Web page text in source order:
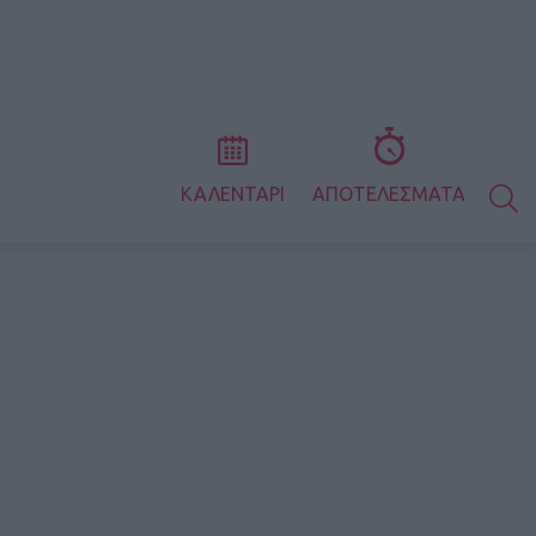
ΚΑΛΕΝΤΑΡΙ ΑΠΟΤΕΛΕΣΜΑΤΑ